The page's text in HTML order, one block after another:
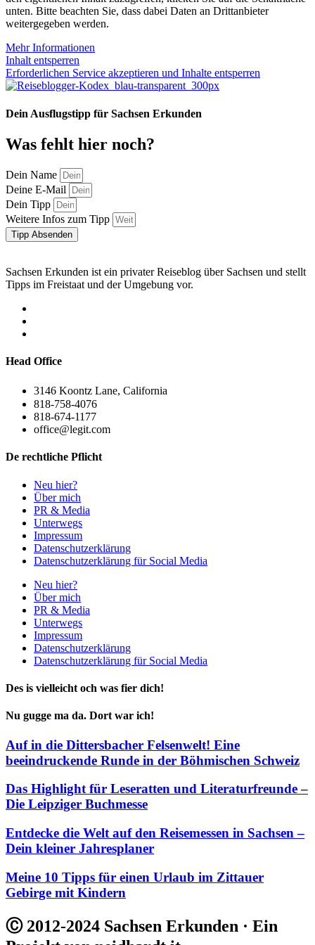
unten. Bitte beachten Sie, dass dabei Daten an Drittanbieter
weitergegeben werden.
Mehr Informationen
Inhalt entsperren
Erforderlichen Service akzeptieren und Inhalte entsperren
Dein Ausflugstipp für Sachsen Erkunden
Was fehlt hier noch?
Dein Name
Deine E-Mail
Dein Tipp
Weitere Infos zum Tipp
Tipp Absenden
Sachsen Erkunden ist ein privater Reiseblog über Sachsen und stellt
Tipps im Freistaat und der Umgebung vor.
Head Office
3146 Koontz Lane, California
818-758-4076
818-674-1177
office@legit.com
De rechtliche Pflicht
Neu hier?
Über mich
PR & Media
Unterwegs
Impressum
Datenschutzerklärung
Datenschutzerklärung für Social Media
Neu hier?
Über mich
PR & Media
Unterwegs
Impressum
Datenschutzerklärung
Datenschutzerklärung für Social Media
Des is vielleicht och was fier dich!
Nu gugge ma da. Dort war ich!
Auf in die Dittersbacher Felsenwelt! Eine
beeindruckende Runde in der Böhmischen Schweiz
Das Highlight für Leseratten und Literaturfreunde –
Die Leipziger Buchmesse
Entdecke die Welt auf den Reisemessen in Sachsen –
Dein kleiner Jahresplaner
Meine 10 Tipps für einen Urlaub im Zittauer
Gebirge mit Kindern
Ⓒ 2012-2024 Sachsen Erkunden · Ein